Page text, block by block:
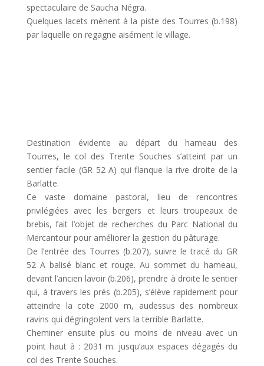
spectaculaire de Saucha Négra.
Quelques lacets mènent à la piste des Tourres (b.198)
par laquelle on regagne aisément le village.
Destination évidente au départ du hameau des
Tourres, le col des Trente Souches s’atteint par un
sentier facile (GR 52 A) qui flanque la rive droite de la
Barlatte.
Ce vaste domaine pastoral, lieu de rencontres
privilégiées avec les bergers et leurs troupeaux de
brebis, fait l’objet de recherches du Parc National du
Mercantour pour améliorer la gestion du pâturage.
De l’entrée des Tourres (b.207), suivre le tracé du GR
52 A balisé blanc et rouge. Au sommet du hameau,
devant l’ancien lavoir (b.206), prendre à droite le sentier
qui, à travers les prés (b.205), s’élève rapidement pour
atteindre la cote 2000 m, audessus des nombreux
ravins qui dégringolent vers la terrible Barlatte.
Cheminer ensuite plus ou moins de niveau avec un
point haut à : 2031 m. jusqu’aux espaces dégagés du
col des Trente Souches.